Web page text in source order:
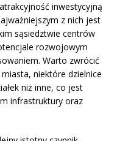
inwestycyjną
z nich jest
sąsiedztwie centrów
rozwojowym
Warto zwrócić
niektóre dzielnice
niż inne, co jest
infrastruktury oraz